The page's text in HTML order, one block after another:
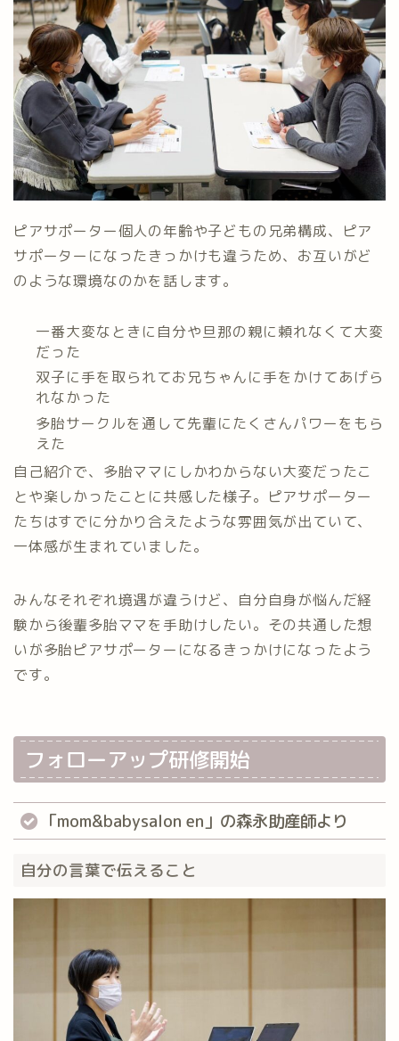
ピアサポーター個人の年齢や子どもの兄弟構成、ピア
サポーターになったきっかけも違うため、お互いがど
のような環境なのかを話します。
一番大変なときに自分や旦那の親に頼れなくて大変
だった
双子に手を取られてお兄ちゃんに手をかけてあげら
れなかった
多胎サークルを通して先輩にたくさんパワーをもら
えた
自己紹介で、多胎ママにしかわからない大変だったこ
とや楽しかったことに共感した様子。ピアサポーター
たちはすでに分かり合えたような雰囲気が出ていて、
一体感が生まれていました。
みんなそれぞれ境遇が違うけど、自分自身が悩んだ経
験から後輩多胎ママを手助けしたい。その共通した想
いが多胎ピアサポーターになるきっかけになったよう
です。
フォローアップ研修開始
「mom&babysalon en」の森永助産師より
自分の言葉で伝えること